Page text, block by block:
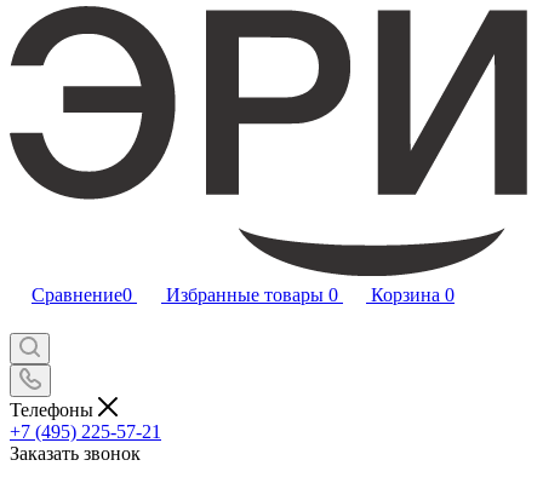
Сравнение0 Избранные товары 0 Корзина 0
Телефоны
+7 (495) 225-57-21
Заказать звонок